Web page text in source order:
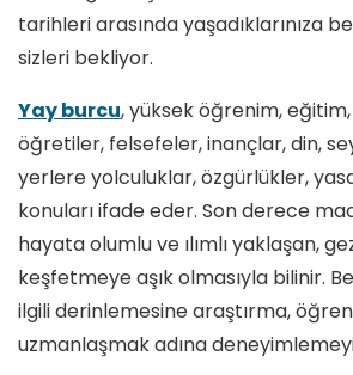
tarihleri arasında yaşadıklarınıza
sizleri bekliyor.
Yay burcu, yüksek öğrenim,
öğretiler, felsefeler, inançlar, din,
yerlere yolculuklar, özgürlükler,
konuları ifade eder. Son derece
hayata olumlu ve ılımlı yaklaşan,
keşfetmeye aşık olmasıyla bilinir.
ilgili derinlemesine araştırma,
uzmanlaşmak adına